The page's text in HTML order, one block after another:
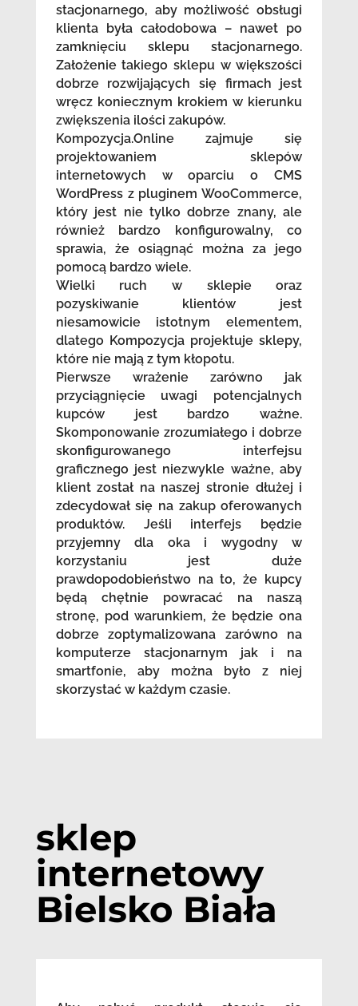
stacjonarnego, aby możliwość obsługi
klienta była całodobowa – nawet po
zamknięciu sklepu stacjonarnego.
Założenie takiego sklepu w większości
dobrze rozwijających się firmach jest
wręcz koniecznym krokiem w kierunku
zwiększenia ilości zakupów.
Kompozycja.Online zajmuje się
projektowaniem sklepów
internetowych w oparciu o CMS
WordPress z pluginem WooCommerce,
który jest nie tylko dobrze znany, ale
również bardzo konfigurowalny, co
sprawia, że osiągnąć można za jego
pomocą bardzo wiele.
Wielki ruch w sklepie oraz
pozyskiwanie klientów jest
niesamowicie istotnym elementem,
dlatego Kompozycja projektuje sklepy,
które nie mają z tym kłopotu.
Pierwsze wrażenie zarówno jak
przyciągnięcie uwagi potencjalnych
kupców jest bardzo ważne.
Skomponowanie zrozumiałego i dobrze
skonfigurowanego interfejsu
graficznego jest niezwykle ważne, aby
klient został na naszej stronie dłużej i
zdecydował się na zakup oferowanych
produktów. Jeśli interfejs będzie
przyjemny dla oka i wygodny w
korzystaniu jest duże
prawdopodobieństwo na to, że kupcy
będą chętnie powracać na naszą
stronę, pod warunkiem, że będzie ona
dobrze zoptymalizowana zarówno na
komputerze stacjonarnym jak i na
smartfonie, aby można było z niej
skorzystać w każdym czasie.
sklep
internetowy
Bielsko Biała